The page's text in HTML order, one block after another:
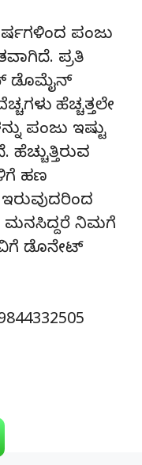
ಪಂಜು
ಪ್ರತಿ
ಡೊಮೈನ್‌
ಹೆಚ್ಚತ್ತಲೇ
ಪಂಜು ಇಷ್ಟು
ಹಣ
ಮನಸಿದ್ದರೆ ನಿಮಗೆ
ಡೊನೇಟ್‌